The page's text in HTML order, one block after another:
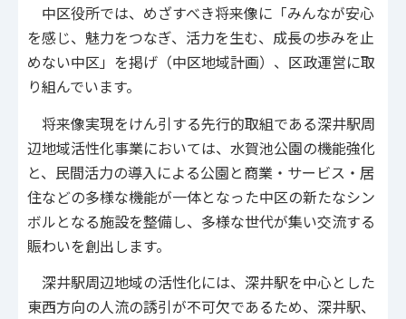
中区役所では、めざすべき将来像に「みんなが安心
を感じ、魅力をつなぎ、活力を生む、成長の歩みを止
めない中区」を掲げ（中区地域計画）、区政運営に取
り組んでいます。
将来像実現をけん引する先行的取組である深井駅周
辺地域活性化事業においては、水賀池公園の機能強化
と、民間活力の導入による公園と商業・サービス・居
住などの多様な機能が一体となった中区の新たなシン
ボルとなる施設を整備し、多様な世代が集い交流する
賑わいを創出します。
深井駅周辺地域の活性化には、深井駅を中心とした
東西方向の人流の誘引が不可欠であるため、深井駅、